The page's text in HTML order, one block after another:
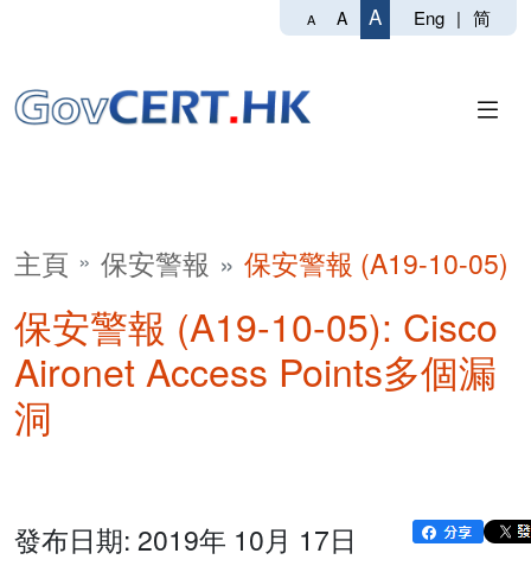
A A A Eng | 简
主頁 保安警報 保安警報 (A19-10-05)
保安警報 (A19-10-05): Cisco
Aironet Access Points多個漏
洞
發布日期: 2019年 10月 17日